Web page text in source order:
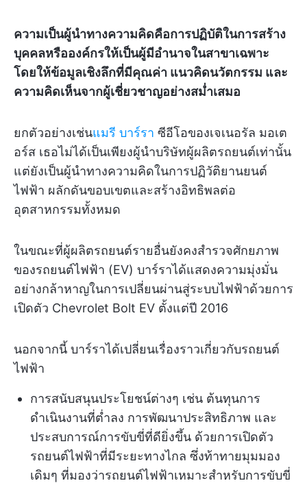
ความเป็นผู้นำทางความคิดคือการปฏิบัติในการสร้าง
บุคคลหรือองค์กรให้เป็นผู้มีอำนาจในสาขาเฉพาะ
โดยให้ข้อมูลเชิงลึกที่มีคุณค่า แนวคิดนวัตกรรม และ
ความคิดเห็นจากผู้เชี่ยวชาญอย่างสม่ำเสมอ
ยกตัวอย่างเช่นแมรี บาร์รา ซีอีโอของเจเนอรัล มอเต
อร์ส เธอไม่ได้เป็นเพียงผู้นำบริษัทผู้ผลิตรถยนต์เท่านั้น
แต่ยังเป็นผู้นำทางความคิดในการปฏิวัติยานยนต์
ไฟฟ้า ผลักดันขอบเขตและสร้างอิทธิพลต่อ
อุตสาหกรรมทั้งหมด
ในขณะที่ผู้ผลิตรถยนต์รายอื่นยังคงสำรวจศักยภาพ
ของรถยนต์ไฟฟ้า (EV) บาร์ราได้แสดงความมุ่งมั่น
อย่างกล้าหาญในการเปลี่ยนผ่านสู่ระบบไฟฟ้าด้วยการ
เปิดตัว Chevrolet Bolt EV ตั้งแต่ปี 2016
นอกจากนี้ บาร์ราได้เปลี่ยนเรื่องราวเกี่ยวกับรถยนต์
ไฟฟ้า
การสนับสนุนประโยชน์ต่างๆ เช่น ต้นทุนการ
ดำเนินงานที่ต่ำลง การพัฒนาประสิทธิภาพ และ
ประสบการณ์การขับขี่ที่ดียิ่งขึ้น ด้วยการเปิดตัว
รถยนต์ไฟฟ้าที่มีระยะทางไกล ซึ่งท้าทายมุมมอง
เดิมๆ ที่มองว่ารถยนต์ไฟฟ้าเหมาะสำหรับการขับขี่